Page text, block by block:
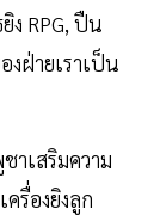
ง RPG, ปืน
งฝ่ายเราเป็น
าเสริมความ
รื่องยิงลูก